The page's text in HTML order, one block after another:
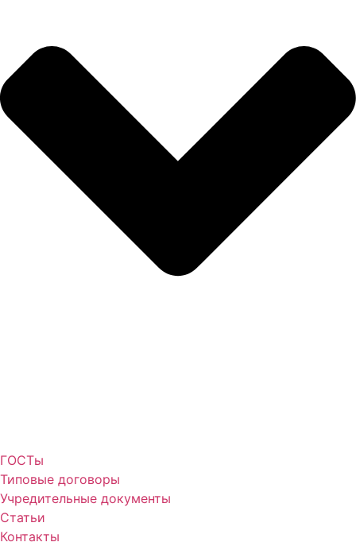
ГОСТы
Типовые договоры
Учредительные документы
Статьи
Контакты